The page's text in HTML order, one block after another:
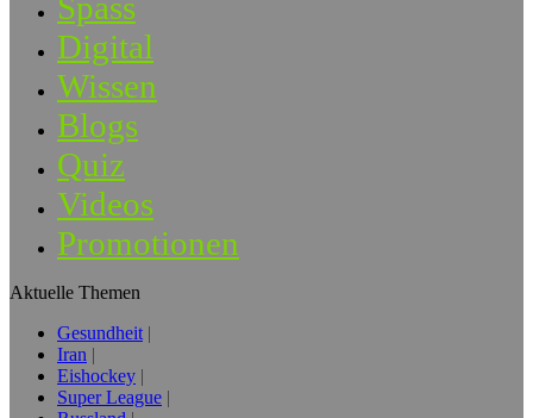
Digital
Wissen
Blogs
Quiz
Videos
Promotionen
Aktuelle Themen
Gesundheit
Iran
Eishockey
Super League